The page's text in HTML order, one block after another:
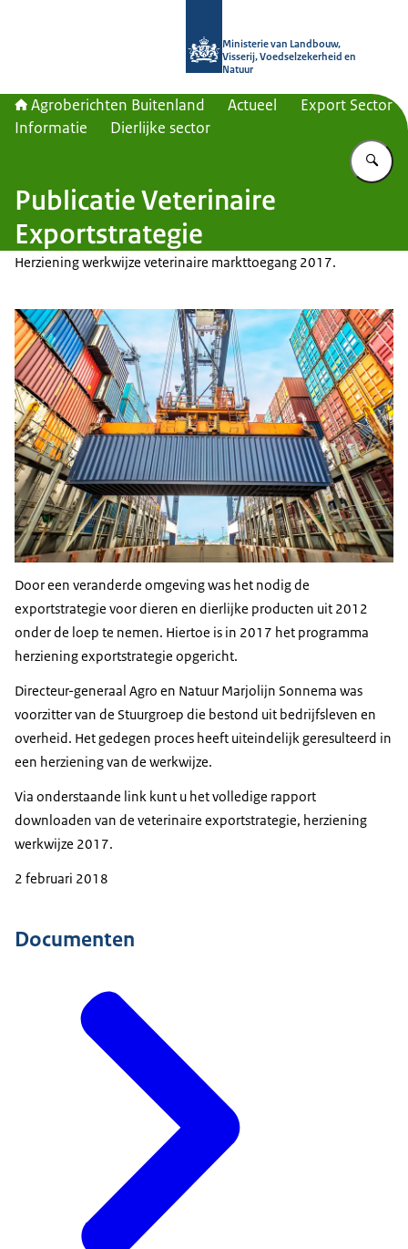
Ministerie van Landbouw,
Visserij, Voedselzekerheid en
Natuur
Agroberichten Buitenland Actueel
Export Sector
Informatie
Dierlijke sector
Publicatie Veterinaire
Exportstrategie
Herziening werkwijze veterinaire markttoegang 2017.
Door een veranderde omgeving was het nodig de
exportstrategie voor dieren en dierlijke producten uit 2012
onder de loep te nemen. Hiertoe is in 2017 het programma
herziening exportstrategie opgericht.
Directeur-generaal Agro en Natuur Marjolijn Sonnema was
voorzitter van de Stuurgroep die bestond uit bedrijfsleven en
overheid. Het gedegen proces heeft uiteindelijk geresulteerd in
een herziening van de werkwijze.
Via onderstaande link kunt u het volledige rapport
downloaden van de veterinaire exportstrategie, herziening
werkwijze 2017.
2 februari 2018
Documenten